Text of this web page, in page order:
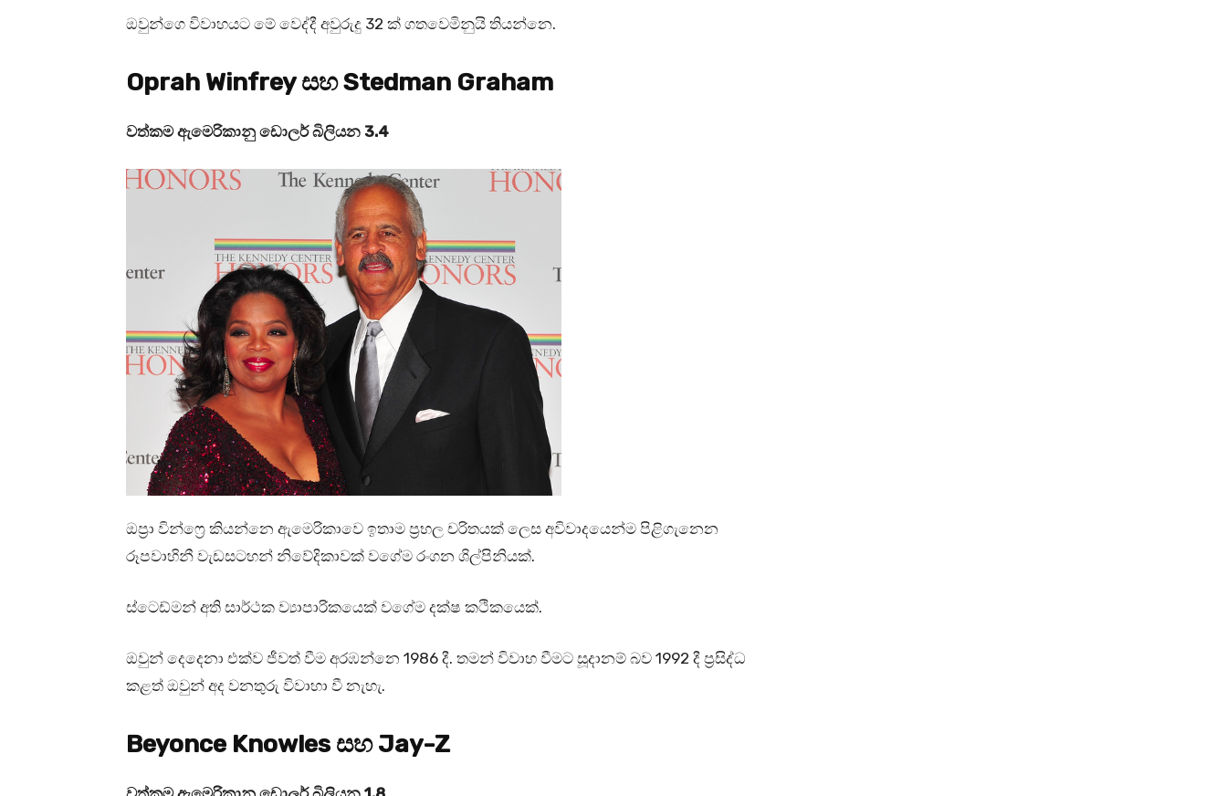
ඔවුන්ගෙ විවාහයට මේ වෙද්දී අවුරුදු 32 ක් ගතවෙමිනුයි තියන්නෙ.
Oprah Winfrey සහ Stedman Graham
වත්කම ඇමෙරිකානු ඩොලර් බිලියන 3.4
ඔප්‍රා වින්ෆ්‍රෙ කියන්නෙ ඇමෙරිකාවෙ ඉතාම ප්‍රභල චරිතයක් ලෙස අවිවාදයෙන්ම පිළිගැනෙන
රූපවාහිනී වැඩසටහන් නිවේදිකාවක් වගේම රංගන ශිල්පිනියක්.
ස්ටෙඩ්මන් අති සාර්ථක ව්‍යාපාරිකයෙක් වගේම දක්ෂ කථිකයෙක්.
ඔවුන් දෙදෙනා එක්ව ජීවත් වීම අරඹන්නෙ 1986 දී. තමන් විවාහ වීමට සූදානම් බව 1992 දී ප්‍රසිද්ධ
කළත් ඔවුන් අද වනතුරු විවාහා වී නැහැ.
Beyonce Knowles සහ Jay-Z